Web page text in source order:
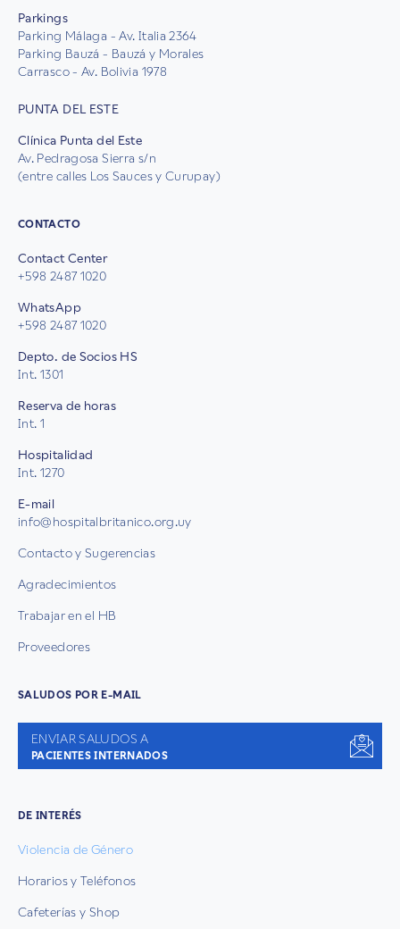
Parkings
Parking Málaga - Av. Italia 2364
Parking Bauzá - Bauzá y Morales
Carrasco - Av. Bolivia 1978
PUNTA DEL ESTE
Clínica Punta del Este
Av. Pedragosa Sierra s/n
(entre calles Los Sauces y Curupay)
CONTACTO
Contact Center
+598 2487 1020
WhatsApp
+598 2487 1020
Depto. de Socios HS
Int. 1301
Reserva de horas
Int. 1
Hospitalidad
Int. 1270
E-mail
info@hospitalbritanico.org.uy
Contacto y Sugerencias
Agradecimientos
Trabajar en el HB
Proveedores
SALUDOS POR E-MAIL
ENVIAR SALUDOS A
PACIENTES INTERNADOS
DE INTERÉS
Violencia de Género
Horarios y Teléfonos
Cafeterías y Shop